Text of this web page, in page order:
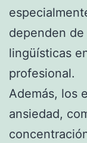
dependen
lingüísticas
profesional.
Además, los
ansiedad,